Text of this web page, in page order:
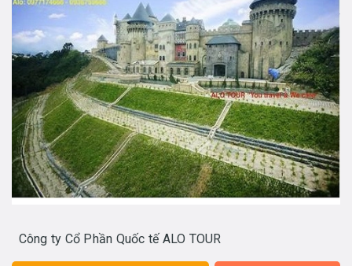
Công ty Cổ Phần Quốc tế ALO TOUR